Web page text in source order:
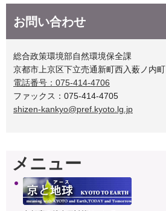
お問い合わせ
総合政策環境部自然環境保全課
京都市上京区下立売通新町西入薮ノ内町
電話番号：075-414-4706
ファックス：075-414-4705
shizen-kankyo@pref.kyoto.lg.jp
メニュー